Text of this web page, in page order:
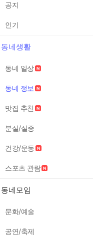
공지
인기
동네생활
동네 일상
동네 정보
맛집 추천
분실/실종
건강/운동
스포츠 관람
동네모임
문화/예술
공연/축제